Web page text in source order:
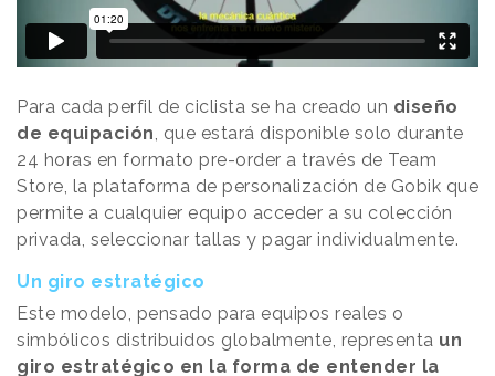
Para cada perfil de ciclista se ha creado un diseño
de equipación, que estará disponible solo durante
24 horas en formato pre-order a través de Team
Store, la plataforma de personalización de Gobik que
permite a cualquier equipo acceder a su colección
privada, seleccionar tallas y pagar individualmente.
Un giro estratégico
Este modelo, pensado para equipos reales o
simbólicos distribuidos globalmente, representa un
giro estratégico en la forma de entender la